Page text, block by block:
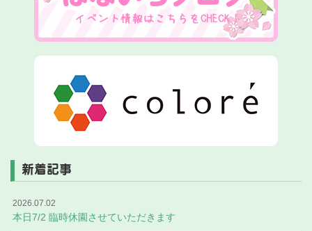
新着記事
2026.07.02
本日7/2 臨時休園させていただきます